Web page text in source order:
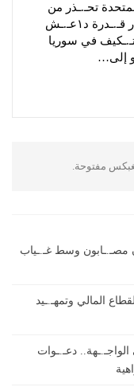
تحـ.ـذر من
استمرار قـ.ـدرة د١عـ.ـش
في سوريا
إلى…
مفتوحة.
منزل في ريف حمص.. 6 شبان مصـ.ـابون وسط غـ.ـياب
للقطاع المالي وتمهـ.ـيد
دعـ.ـوات